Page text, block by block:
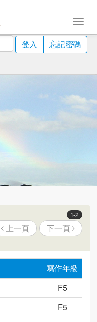
登入
忘記密碼
1-2
上一頁 下一頁
寫作年級
F5
F5